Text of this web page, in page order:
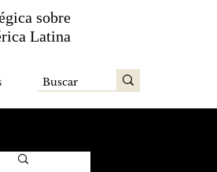
sobre
Latina